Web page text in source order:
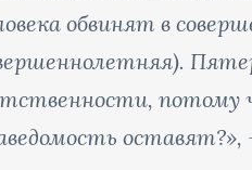
обвинят в
потому
оставят?»,